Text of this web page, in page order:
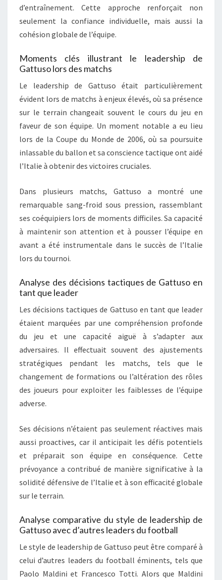
d’entraînement. Cette approche renforçait non
seulement la confiance individuelle, mais aussi la
cohésion globale de l’équipe.
Moments clés illustrant le leadership de
Gattuso lors des matchs
Le leadership de Gattuso était particulièrement
évident lors de matchs à enjeux élevés, où sa présence
sur le terrain changeait souvent le cours du jeu en
faveur de son équipe. Un moment notable a eu lieu
lors de la Coupe du Monde de 2006, où sa poursuite
inlassable du ballon et sa conscience tactique ont aidé
l’Italie à obtenir des victoires cruciales.
Dans plusieurs matchs, Gattuso a montré une
remarquable sang-froid sous pression, rassemblant
ses coéquipiers lors de moments difficiles. Sa capacité
à maintenir son attention et à pousser l’équipe en
avant a été instrumentale dans le succès de l’Italie
lors du tournoi.
Analyse des décisions tactiques de Gattuso en
tant que leader
Les décisions tactiques de Gattuso en tant que leader
étaient marquées par une compréhension profonde
du jeu et une capacité aiguë à s’adapter aux
adversaires. Il effectuait souvent des ajustements
stratégiques pendant les matchs, tels que le
changement de formations ou l’altération des rôles
des joueurs pour exploiter les faiblesses de l’équipe
adverse.
Ses décisions n’étaient pas seulement réactives mais
aussi proactives, car il anticipait les défis potentiels
et préparait son équipe en conséquence. Cette
prévoyance a contribué de manière significative à la
solidité défensive de l’Italie et à son efficacité globale
sur le terrain.
Analyse comparative du style de leadership de
Gattuso avec d’autres leaders du football
Le style de leadership de Gattuso peut être comparé à
celui d’autres leaders du football éminents, tels que
Paolo Maldini et Francesco Totti. Alors que Maldini